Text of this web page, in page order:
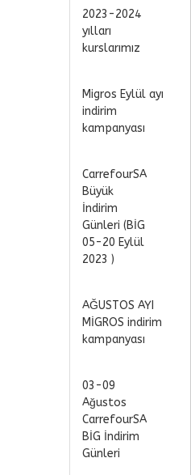
2023-2024
yılları
kurslarımız
Migros Eylül ayı
indirim
kampanyası
CarrefourSA
Büyük
İndirim
Günleri (BİG
05-20 Eylül
2023 )
AĞUSTOS AYI
MİGROS indirim
kampanyası
03-09
Ağustos
CarrefourSA
BİG İndirim
Günleri